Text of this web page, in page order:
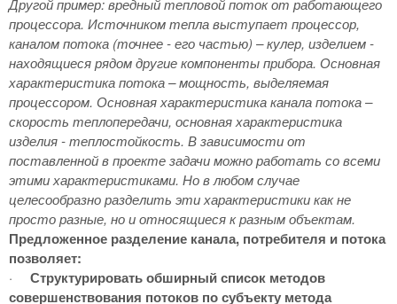
Другой пример: вредный тепловой поток от работающего
процессора. Источником тепла выступает процессор,
каналом потока (точнее - его частью) – кулер, изделием -
находящиеся рядом другие компоненты прибора. Основная
характеристика потока – мощность, выделяемая
процессором. Основная характеристика канала потока –
скорость теплопередачи, основная характеристика
изделия - теплостойкость. В зависимости от
поставленной в проекте задачи можно работать со всеми
этими характеристиками. Но в любом случае
целесообразно разделить эти характеристики как не
просто разные, но и относящиеся к разным объектам.
Предложенное разделение канала, потребителя и потока
позволяет:
·
Структурировать обширный список методов
совершенствования потоков по субъекту метода